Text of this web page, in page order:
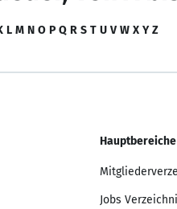
L M N O P Q R S T U V W X Y Z
Hauptbereiche
Jobs